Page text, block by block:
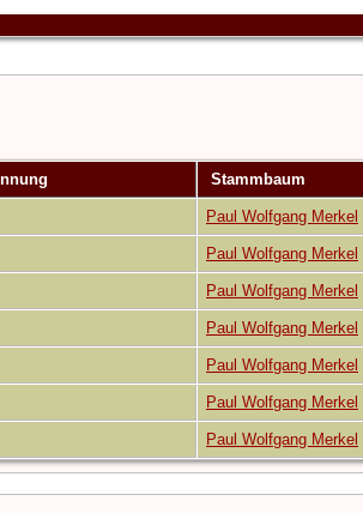
Stammbaum
Paul Wolfgang Merkel
Paul Wolfgang Merkel
Paul Wolfgang Merkel
Paul Wolfgang Merkel
Paul Wolfgang Merkel
Paul Wolfgang Merkel
Paul Wolfgang Merkel